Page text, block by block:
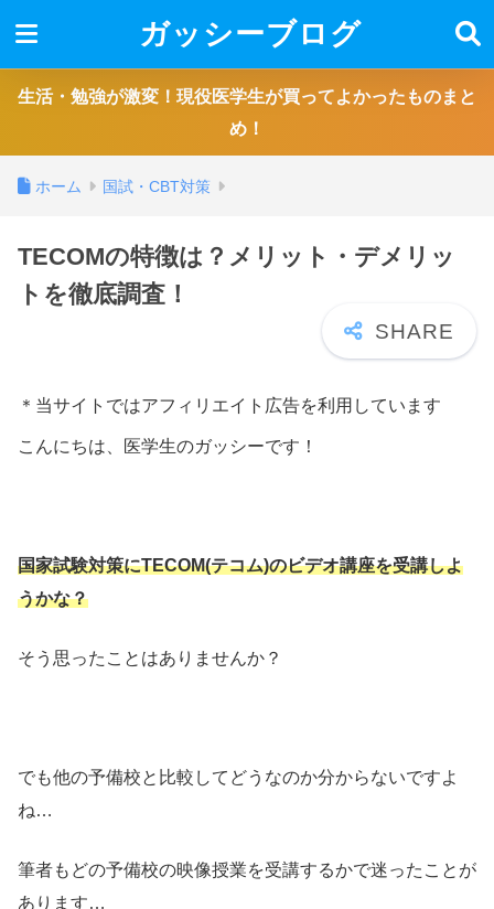
ガッシーブログ
生活・勉強が激変！現役医学生が買ってよかったものまと
め！
ホーム 国試・CBT対策
TECOMの特徴は？メリット・デメリッ
トを徹底調査！
＊当サイトではアフィリエイト広告を利用しています
こんにちは、医学生のガッシーです！
国家試験対策にTECOM(テコム)のビデオ講座を受講しよ
うかな？
そう思ったことはありませんか？
でも他の予備校と比較してどうなのか分からないですよ
ね…
筆者もどの予備校の映像授業を受講するかで迷ったことが
あります…